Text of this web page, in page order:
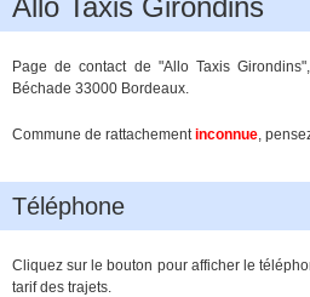
Allo Taxis Girondins
Page de contact de "Allo Taxis
Béchade 33000 Bordeaux.
Commune de rattachementinconnue,
Téléphone
Cliquez sur le bouton pour afficher le
tarif des trajets.